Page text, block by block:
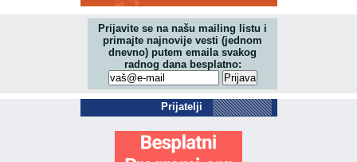
Prijavite se na našu mailing listu i
primajte najnovije vesti (jednom
dnevno) putem emaila svakog
radnog dana besplatno:
Prijatelji